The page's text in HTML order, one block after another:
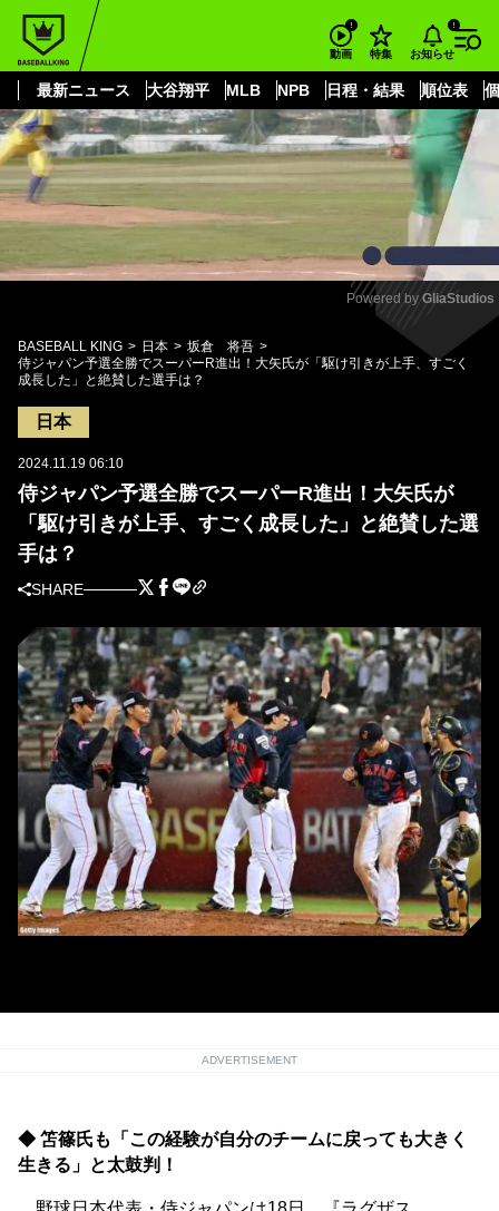
動画 特集 お知らせ
最新ニュース 大谷翔平 MLB NPB 日程・結果 順位表
もっと見る
Mute
Powered by GliaStudios
BASEBALL KING 日本
坂倉 将吾
侍ジャパン予選全勝でスーパーR進出！大矢氏が「駆け引きが上手、すごく
成長した」と絶賛した選手は？
日本
2024.11.19 06:10
侍ジャパン予選全勝でスーパーR進出！大矢氏が
「駆け引きが上手、すごく成長した」と絶賛した選
手は？
SHARE
ADVERTISEMENT
◆ 笘篠氏も「この経験が自分のチームに戻っても大きく
生きる」と太鼓判！